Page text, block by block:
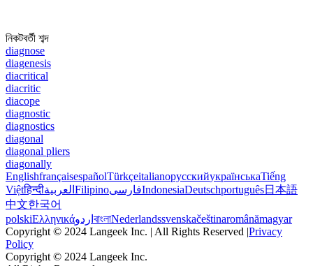
নিকটবর্তী শব্দ
diagnose
diagenesis
diacritical
diacritic
diacope
diagnostic
diagnostics
diagonal
diagonal pliers
diagonally
EnglishfrançaisespañolTürkçeitalianoрусскийукраїнськаTiếng
Việtहिन्दीالعربية FilipinoفارسیIndonesiaDeutschportuguês日本語
中文한국어
polskiΕλληνικάاردو বাংলাNederlandssvenskačeštinaromânămagyar
Copyright © 2024 Langeek Inc. | All Rights Reserved |Privacy
Policy
Copyright © 2024 Langeek Inc.